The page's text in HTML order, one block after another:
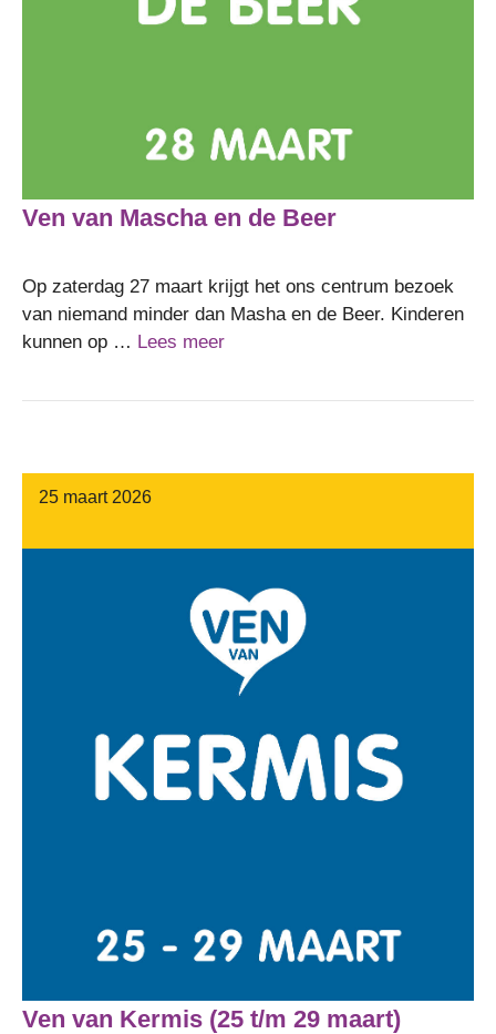
Ven van Mascha en de Beer
Op zaterdag 27 maart krijgt het ons centrum bezoek
van niemand minder dan Masha en de Beer. Kinderen
kunnen op … Lees meer
25 maart 2026
Ven van Kermis (25 t/m 29 maart)